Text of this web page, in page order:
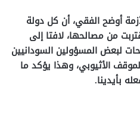
أوضح الفقي، أن كل دولة
من مصالحها، لافتا إلى
لبعض المسؤولين السودانيين
الأثيوبي، وهذا يؤكد ما
بأيدينا.